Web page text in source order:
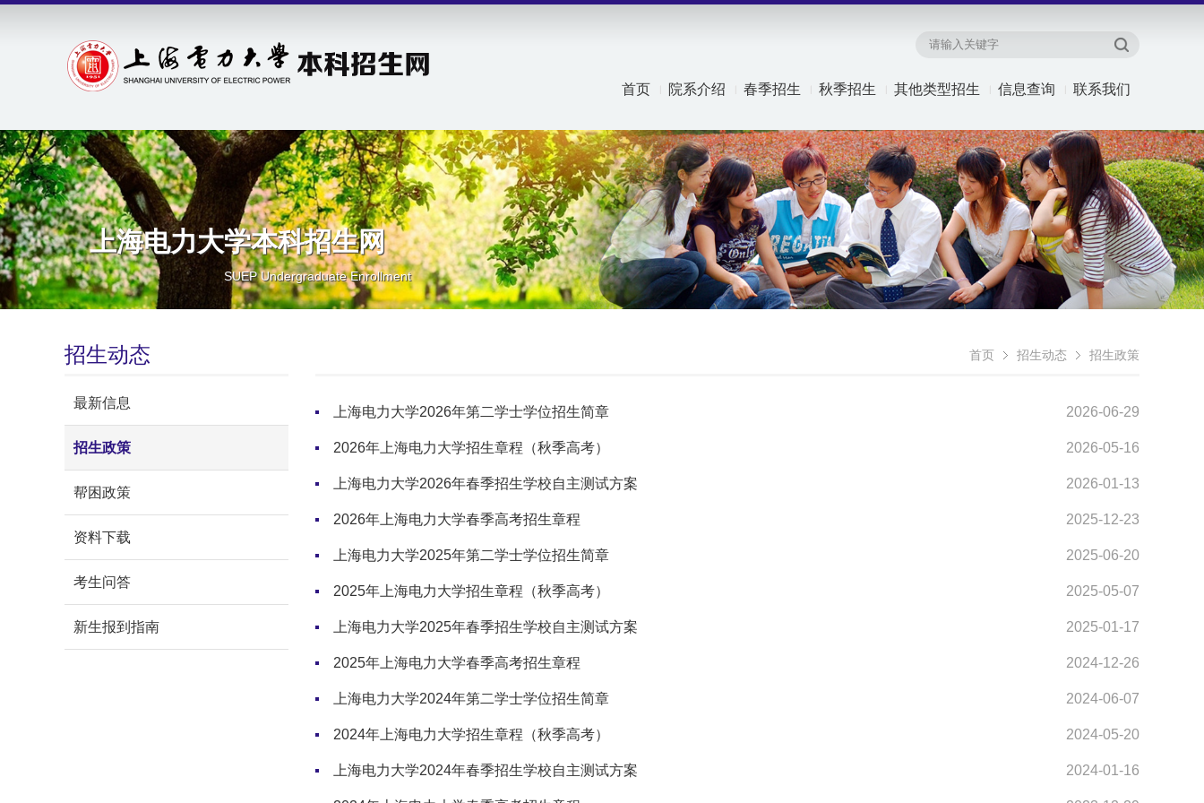
首页 院系介绍 春季招生 秋季招生 其他类型招生 信息查询 联系我们
上海电力大学本科招生网
SUEP Undergraduate Enrollment
招生动态
最新信息
招生政策
帮困政策
资料下载
考生问答
新生报到指南
首页 招生动态 招生政策
上海电力大学2026年第二学士学位招生简章 2026-06-29
2026年上海电力大学招生章程（秋季高考） 2026-05-16
上海电力大学2026年春季招生学校自主测试方案 2026-01-13
2026年上海电力大学春季高考招生章程 2025-12-23
上海电力大学2025年第二学士学位招生简章 2025-06-20
2025年上海电力大学招生章程（秋季高考） 2025-05-07
上海电力大学2025年春季招生学校自主测试方案 2025-01-17
2025年上海电力大学春季高考招生章程 2024-12-26
上海电力大学2024年第二学士学位招生简章 2024-06-07
2024年上海电力大学招生章程（秋季高考） 2024-05-20
上海电力大学2024年春季招生学校自主测试方案 2024-01-16